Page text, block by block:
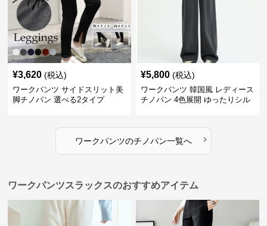
¥3,620 (税込)
ワークパンツ サイドスリット美
脚チノパン 選べる2タイプ
¥5,800 (税込)
ワークパンツ 韓国風 レディース
チノパン 4色展開 ゆったりシル
ワークパンツのチノパン一覧へ ›
ワークパンツスラックスのおすすめアイテム